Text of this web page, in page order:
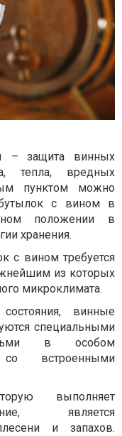
– защита винных
тепла, вредных
пунктом можно
бутылок с вином в
положении в
хранения.
с вином требуется
из которых
микроклимата.
винные
специальными
в особом
со встроенными
выполняет
является
и запахов.